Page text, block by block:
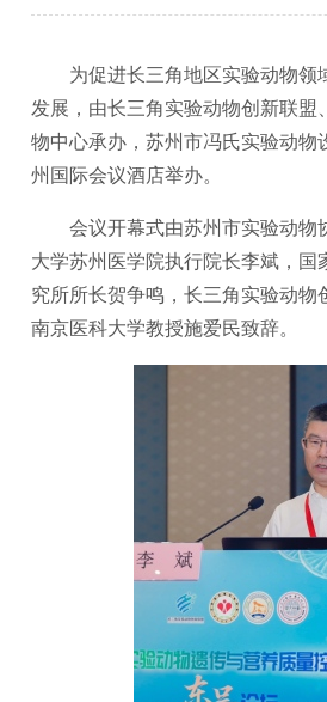
为促进长三角地区实验动物
发展，由长三角实验动物创新联
物中心承办，苏州市冯氏实验动物
州国际会议酒店举办。
会议开幕式由苏州市实验动物
大学苏州医学院执行院长李斌，
究所所长贺争鸣，长三角实验动物
南京医科大学教授施爱民致辞。